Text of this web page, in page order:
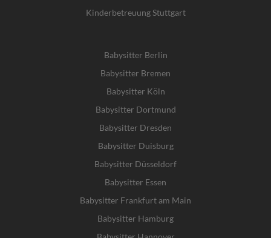
Kinderbetreuung Stuttgart
Babysitter Berlin
Babysitter Bremen
Babysitter Köln
Babysitter Dortmund
Babysitter Dresden
Babysitter Duisburg
Babysitter Düsseldorf
Babysitter Essen
Babysitter Frankfurt am Main
Babysitter Hamburg